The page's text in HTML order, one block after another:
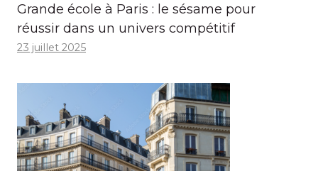
Grande école à Paris : le sésame pour
réussir dans un univers compétitif
23 juillet 2025